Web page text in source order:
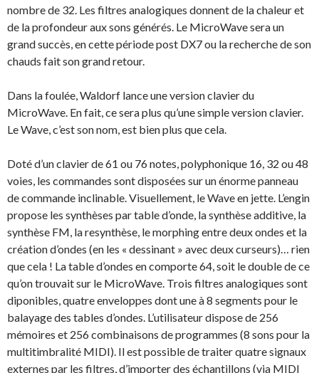
nombre de 32. Les filtres analogiques donnent de la chaleur et
de la profondeur aux sons générés. Le MicroWave sera un
grand succès, en cette période post DX7 ou la recherche de son
chauds fait son grand retour.
Dans la foulée, Waldorf lance une version clavier du
MicroWave. En fait, ce sera plus qu’une simple version clavier.
Le Wave, c’est son nom, est bien plus que cela.
Doté d’un clavier de 61 ou 76 notes, polyphonique 16, 32 ou 48
voies, les commandes sont disposées sur un énorme panneau
de commande inclinable. Visuellement, le Wave en jette. L’engin
propose les synthèses par table d’onde, la synthèse additive, la
synthèse FM, la resynthèse, le morphing entre deux ondes et la
création d’ondes (en les « dessinant » avec deux curseurs)… rien
que cela ! La table d’ondes en comporte 64, soit le double de ce
qu’on trouvait sur le MicroWave. Trois filtres analogiques sont
diponibles, quatre enveloppes dont une à 8 segments pour le
balayage des tables d’ondes. L’utilisateur dispose de 256
mémoires et 256 combinaisons de programmes (8 sons pour la
multitimbralité MIDI). Il est possible de traiter quatre signaux
externes par les filtres, d’importer des échantillons (via MIDI